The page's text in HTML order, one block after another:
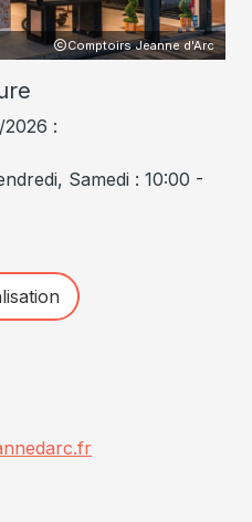
Comptoirs Jeanne d'Arc
:
Samedi : 10:00 -